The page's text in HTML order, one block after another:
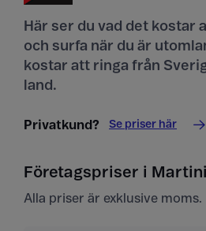
Här ser du vad det kostar
och surfa när du är
kostar att ringa från
land.
Privatkund? Se priser här
Företagspriser i
Alla priser är exklusive moms.